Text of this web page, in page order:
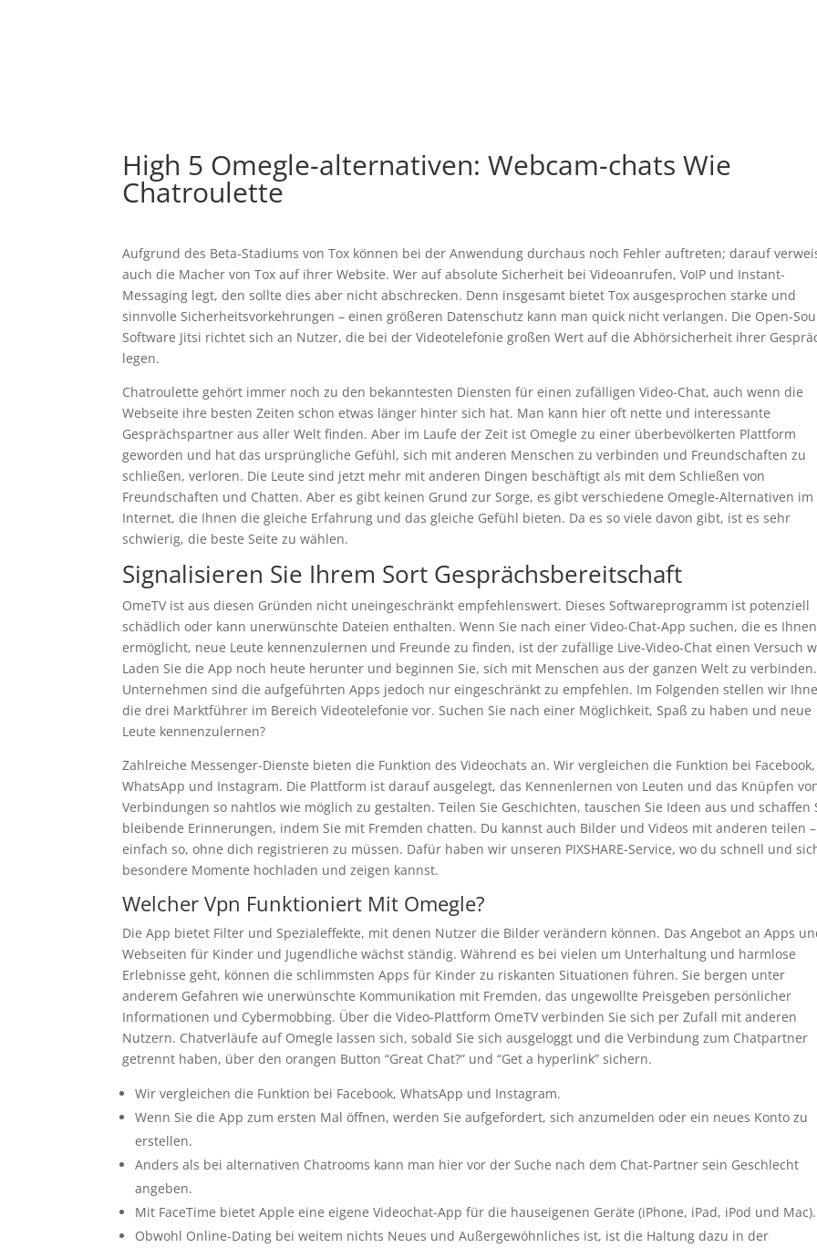
High 5 Omegle-alternativen: Webcam-chats Wie
Chatroulette
Aufgrund des Beta-Stadiums von Tox können bei der Anwendung durchaus noch Fehler auftreten; darauf
auch die Macher von Tox auf ihrer Website. Wer auf absolute Sicherheit bei Videoanrufen, VoIP und Instant-
Messaging legt, den sollte dies aber nicht abschrecken. Denn insgesamt bietet Tox ausgesprochen starke und
sinnvolle Sicherheitsvorkehrungen – einen größeren Datenschutz kann man quick nicht verlangen. Die Open-
Software Jitsi richtet sich an Nutzer, die bei der Videotelefonie großen Wert auf die Abhörsicherheit ihrer
legen.
Chatroulette gehört immer noch zu den bekanntesten Diensten für einen zufälligen Video-Chat, auch wenn die
Webseite ihre besten Zeiten schon etwas länger hinter sich hat. Man kann hier oft nette und interessante
Gesprächspartner aus aller Welt finden. Aber im Laufe der Zeit ist Omegle zu einer überbevölkerten Plattform
geworden und hat das ursprüngliche Gefühl, sich mit anderen Menschen zu verbinden und Freundschaften zu
schließen, verloren. Die Leute sind jetzt mehr mit anderen Dingen beschäftigt als mit dem Schließen von
Freundschaften und Chatten. Aber es gibt keinen Grund zur Sorge, es gibt verschiedene Omegle-Alternativen im
Internet, die Ihnen die gleiche Erfahrung und das gleiche Gefühl bieten. Da es so viele davon gibt, ist es sehr
schwierig, die beste Seite zu wählen.
Signalisieren Sie Ihrem Sort Gesprächsbereitschaft
OmeTV ist aus diesen Gründen nicht uneingeschränkt empfehlenswert. Dieses Softwareprogramm ist potenziell
schädlich oder kann unerwünschte Dateien enthalten. Wenn Sie nach einer Video-Chat-App suchen, die es Ihnen
ermöglicht, neue Leute kennenzulernen und Freunde zu finden, ist der zufällige Live-Video-Chat einen Versuch
Laden Sie die App noch heute herunter und beginnen Sie, sich mit Menschen aus der ganzen Welt zu
Unternehmen sind die aufgeführten Apps jedoch nur eingeschränkt zu empfehlen. Im Folgenden stellen wir
die drei Marktführer im Bereich Videotelefonie vor. Suchen Sie nach einer Möglichkeit, Spaß zu haben und neue
Leute kennenzulernen?
Zahlreiche Messenger-Dienste bieten die Funktion des Videochats an. Wir vergleichen die Funktion bei Facebook,
WhatsApp und Instagram. Die Plattform ist darauf ausgelegt, das Kennenlernen von Leuten und das Knüpfen
Verbindungen so nahtlos wie möglich zu gestalten. Teilen Sie Geschichten, tauschen Sie Ideen aus und schaffen
bleibende Erinnerungen, indem Sie mit Fremden chatten. Du kannst auch Bilder und Videos mit anderen teilen –
einfach so, ohne dich registrieren zu müssen. Dafür haben wir unseren PIXSHARE-Service, wo du schnell und
besondere Momente hochladen und zeigen kannst.
Welcher Vpn Funktioniert Mit Omegle?
Die App bietet Filter und Spezialeffekte, mit denen Nutzer die Bilder verändern können. Das Angebot an Apps
Webseiten für Kinder und Jugendliche wächst ständig. Während es bei vielen um Unterhaltung und harmlose
Erlebnisse geht, können die schlimmsten Apps für Kinder zu riskanten Situationen führen. Sie bergen unter
anderem Gefahren wie unerwünschte Kommunikation mit Fremden, das ungewollte Preisgeben persönlicher
Informationen und Cybermobbing. Über die Video-Plattform OmeTV verbinden Sie sich per Zufall mit anderen
Nutzern. Chatverläufe auf Omegle lassen sich, sobald Sie sich ausgeloggt und die Verbindung zum Chatpartner
getrennt haben, über den orangen Button “Great Chat?” und “Get a hyperlink” sichern.
Wir vergleichen die Funktion bei Facebook, WhatsApp und Instagram.
Wenn Sie die App zum ersten Mal öffnen, werden Sie aufgefordert, sich anzumelden oder ein neues Konto zu
erstellen.
Anders als bei alternativen Chatrooms kann man hier vor der Suche nach dem Chat-Partner sein Geschlecht
angeben.
Mit FaceTime bietet Apple eine eigene Videochat-App für die hauseigenen Geräte (iPhone, iPad, iPod und Mac).
Obwohl Online-Dating bei weitem nichts Neues und Außergewöhnliches ist, ist die Haltung dazu in der